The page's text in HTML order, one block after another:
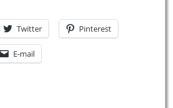
Twitter Pinterest
E-mail